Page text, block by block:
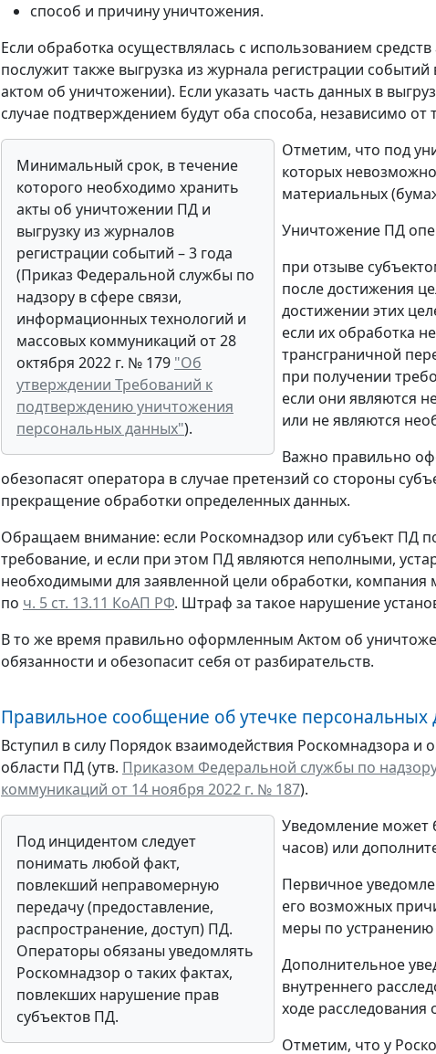
способ и причину уничтожения.
Если обработка осуществлялась с использованием
послужит также выгрузка из журнала регистрации
актом об уничтожении). Если указать часть данных в
случае подтверждением будут оба способа, независимо от
Минимальный срок, в течение
которого необходимо хранить
акты об уничтожении ПД и
выгрузку из журналов
регистрации событий – 3 года
(Приказ Федеральной службы по
надзору в сфере связи,
информационных технологий и
массовых коммуникаций от 28
октября 2022 г. № 179 "Об
утверждении Требований к
подтверждению уничтожения
персональных данных").
Отметим, что под
которых
материальных
Уничтожение ПД
при отзыве
после достижения
достижении этих
если их обработка
трансграничной
при получении
если они являются
или не являются
Важно правильно
обезопасят оператора в случае претензий со стороны
прекращение обработки определенных данных.
Обращаем внимание: если Роскомнадзор или субъект ПД
требование, и если при этом ПД являются неполными,
необходимыми для заявленной цели обработки, компания
по ч. 5 ст. 13.11 КоАП РФ. Штраф за такое нарушение
В то же время правильно оформленным Актом об
обязанности и обезопасит себя от разбирательств.
Правильное сообщение об утечке персональных
Вступил в силу Порядок взаимодействия Роскомнадзора
области ПД (утв. Приказом Федеральной службы по
коммуникаций от 14 ноября 2022 г. № 187).
Под инцидентом следует
понимать любой факт,
повлекший неправомерную
передачу (предоставление,
распространение, доступ) ПД.
Операторы обязаны уведомлять
Роскомнадзор о таких фактах,
повлекших нарушение прав
субъектов ПД.
Уведомление может
часов) или
Первичное
его возможных
меры по устранению
Дополнительное
внутреннего
ходе
Отметим, что у